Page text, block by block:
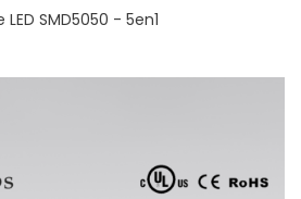
LED SMD5050 - 5en1